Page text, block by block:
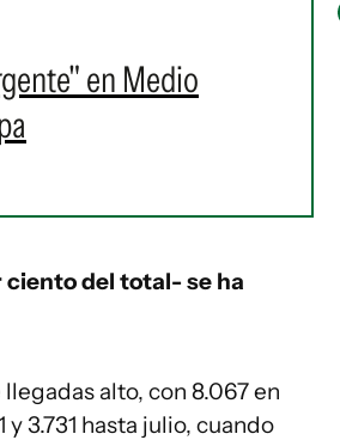
en Medio
ciento del total- se ha
alto, con 8.067 en
3.731 hasta julio, cuando